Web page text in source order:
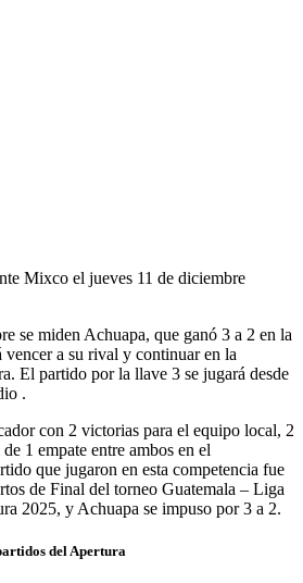
Mixco el jueves 11 de diciembre
se miden Achuapa, que ganó 3 a 2 en la
a su rival y continuar en la
El partido por la llave 3 se jugará desde
.
con 2 victorias para el equipo local, 2
1 empate entre ambos en el
que jugaron en esta competencia fue
de Final del torneo Guatemala – Liga
2025, y Achuapa se impuso por 3 a 2.
del Apertura